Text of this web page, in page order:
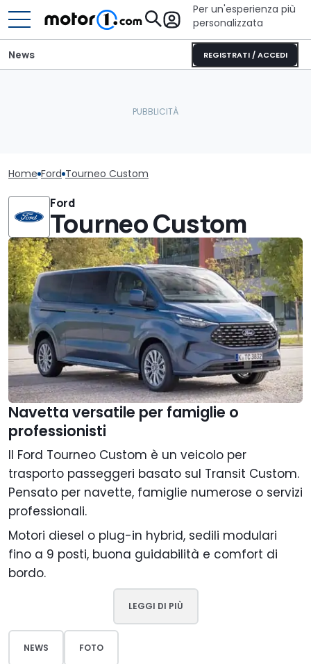
Per un'esperienza più
personalizzata
REGISTRATI / ACCEDI
News
Home Ford Tourneo Custom
Ford
Tourneo Custom
Navetta versatile per famiglie o
professionisti
Il Ford Tourneo Custom è un veicolo per
trasporto passeggeri basato sul Transit Custom.
Pensato per navette, famiglie numerose o servizi
professionali.
Motori diesel o plug-in hybrid, sedili modulari
fino a 9 posti, buona guidabilità e comfort di
bordo.
LEGGI DI PIÙ
NEWS FOTO